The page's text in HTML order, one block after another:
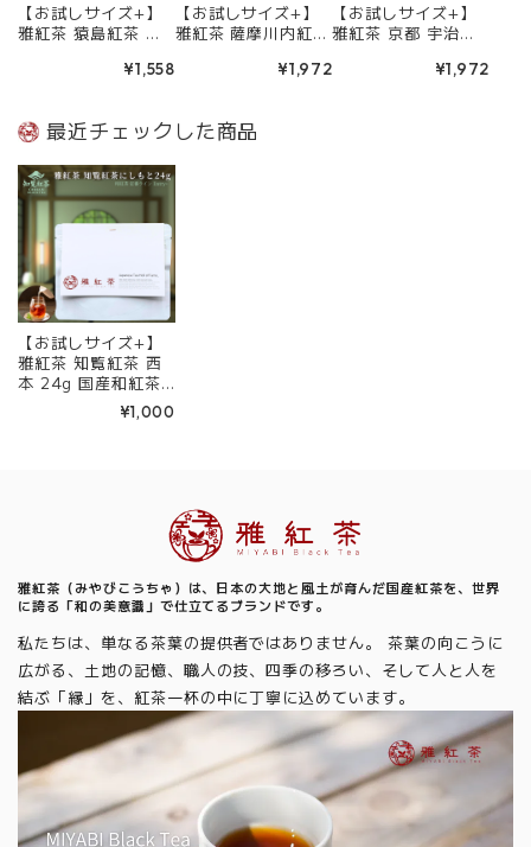
【お試しサイズ+】
雅紅茶 猿島紅茶 か
産和紅茶 リーフ
リ | お茶 日本茶 紅
送料無料 丁寧なくら
し 【定番】【Entry
+】
¥1,558
【お試しサイズ+】
雅紅茶 薩摩川内紅茶
リーフティー ミルク
茶 紅茶 和紅茶 茶の
¥1,972
【お試しサイズ+】
雅紅茶 京都 宇治紅
産和紅茶 リーフ¥1,972
最近チェックした商品
【お試しサイズ+】
雅紅茶 知覧紅茶 西
本 24g 国産和紅茶
リーフティー ミルク
ティー向き 1000円
¥1,000
雅紅茶（みやびこうちゃ）は、日本の大地と風土が育んだ国産紅茶を、世界
に誇る「和の美意識」で仕立てるブランドです。
私たちは、単なる茶葉の提供者ではありません。 茶葉の向こうに
広がる、土地の記憶、職人の技、四季の移ろい、そして人と人を
結ぶ「縁」を、紅茶一杯の中に丁寧に込めています。